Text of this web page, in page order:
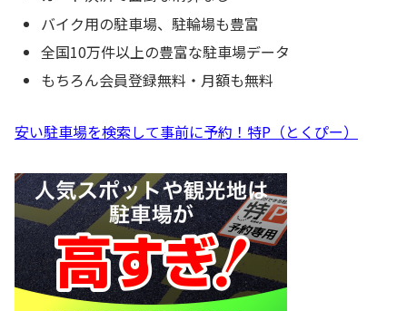
バイク用の駐車場、駐輪場も豊富
全国10万件以上の豊富な駐車場データ
もちろん会員登録無料・月額も無料
安い駐車場を検索して事前に予約！特P（とくぴー）